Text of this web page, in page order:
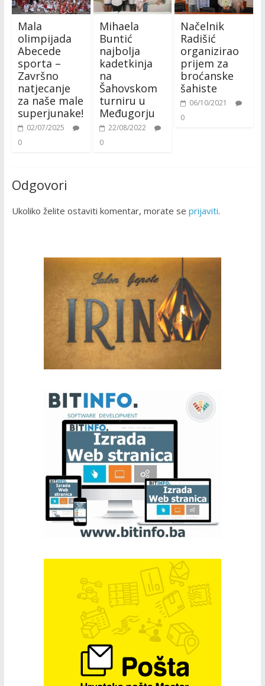
Mala
olimpijada
Abecede
sporta –
Završno
natjecanje
za naše male
superjunake!
02/07/2025
0
Mihaela
Buntić
najbolja
kadetkinja
na
Šahovskom
turniru u
Međugorju
22/08/2022
0
Načelnik
Radišić
organizirao
prijem za
broćanske
šahiste
06/10/2021
0
Odgovori
Ukoliko želite ostaviti komentar, morate se prijaviti.